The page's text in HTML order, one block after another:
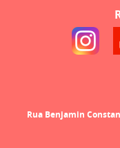
Rua Benjamin